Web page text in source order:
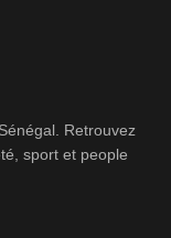
Retrouvez
sport et people